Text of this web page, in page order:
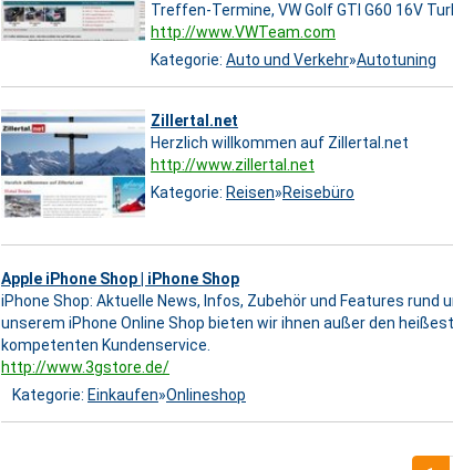
Treffen-Termine, VW Golf GTI G60 16V
http://www.VWTeam.com
Kategorie: Auto und Verkehr»Autotuning
Zillertal.net
Herzlich willkommen auf Zillertal.net
http://www.zillertal.net
Kategorie: Reisen»Reisebüro
Apple iPhone Shop | iPhone Shop
iPhone Shop: Aktuelle News, Infos, Zubehör und Features rund
unserem iPhone Online Shop bieten wir ihnen außer den
kompetenten Kundenservice.
http://www.3gstore.de/
Kategorie: Einkaufen»Onlineshop